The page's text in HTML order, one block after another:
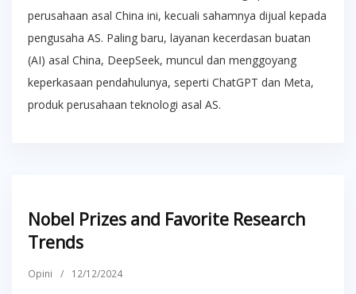
perusahaan asal China ini, kecuali sahamnya dijual kepada
pengusaha AS. Paling baru, layanan kecerdasan buatan
(AI) asal China, DeepSeek, muncul dan menggoyang
keperkasaan pendahulunya, seperti ChatGPT dan Meta,
produk perusahaan teknologi asal AS.
Nobel Prizes and Favorite Research
Trends
Opini / 12/12/2024